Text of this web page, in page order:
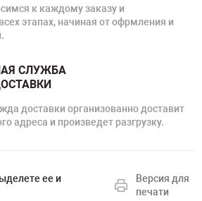
к каждому заказу и
этапах, начиная от офрмления и
СЛУЖБА
доставки организованно доставит
адреса и произведет разгрузку.
ее и
Версия для
печати